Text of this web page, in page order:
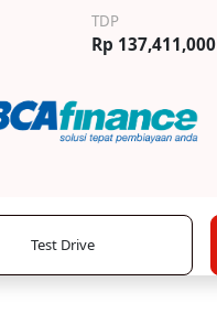
TDP
Rp 137,411,000
Test Drive